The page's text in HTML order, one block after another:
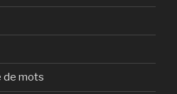
de mots